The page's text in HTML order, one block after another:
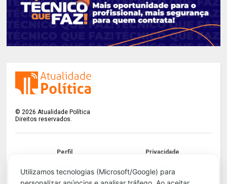
Utilizamos tecnologias (Microsoft/Google) para
©2026 Atualidade Política
Direitos reservados.
Perfil Privacidade
Termos LGPD